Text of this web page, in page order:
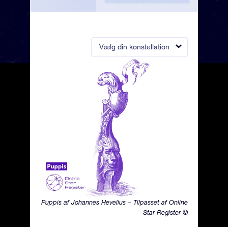
Vælg din konstellation
Puppis af Johannes Hevelius – Tilpasset af Online
Star Register ©